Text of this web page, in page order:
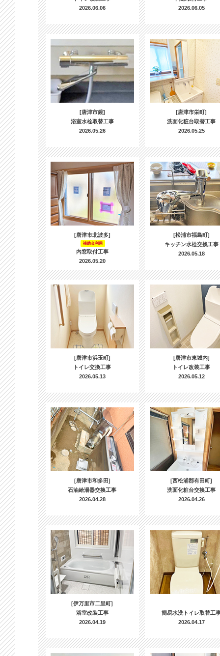
2026.06.06
2026.06.05
[唐津市鏡]
浴室水栓取替工事
2026.05.26
[唐津市栄町]
洗面化粧台取替工事
2026.05.25
[唐津市北波多]
補助金利用
内窓取付工事
2026.05.20
[松浦市福島町]
キッチン水栓交換工事
2026.05.18
[唐津市浜玉町]
トイレ交換工事
2026.05.13
[唐津市東城内]
トイレ改装工事
2026.05.12
[唐津市和多田]
石油給湯器交換工事
2026.04.28
[西松浦郡有田町]
洗面化粧台交換工事
2026.04.26
[伊万里市二里町]
浴室改装工事
2026.04.19
簡易水洗トイレ取替工
2026.04.17